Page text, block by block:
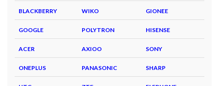
BLACKBERRY WIKO GIONEE
GOOGLE POLYTRON HISENSE
ACER AXIOO SONY
ONEPLUS PANASONIC SHARP